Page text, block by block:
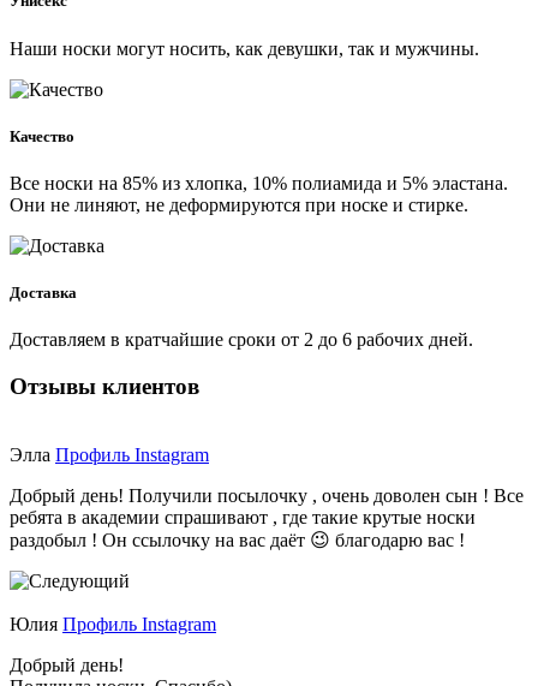
Наши носки могут носить, как девушки, так и мужчины.
Качество
Все носки на 85% из хлопка, 10% полиамида и 5% эластана.
Они не линяют, не деформируются при носке и стирке.
Доставка
Доставляем в кратчайшие сроки от 2 до 6 рабочих дней.
Отзывы клиентов
Элла Профиль Instagram
Добрый день! Получили посылочку , очень доволен сын ! Все
ребята в академии спрашивают , где такие крутые носки
раздобыл ! Он ссылочку на вас даёт 😉 благодарю вас !
Юлия Профиль Instagram
Добрый день!